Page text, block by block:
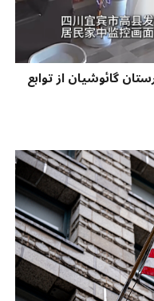
4.9 ریشتر شهرستان گائوشیان از توابع